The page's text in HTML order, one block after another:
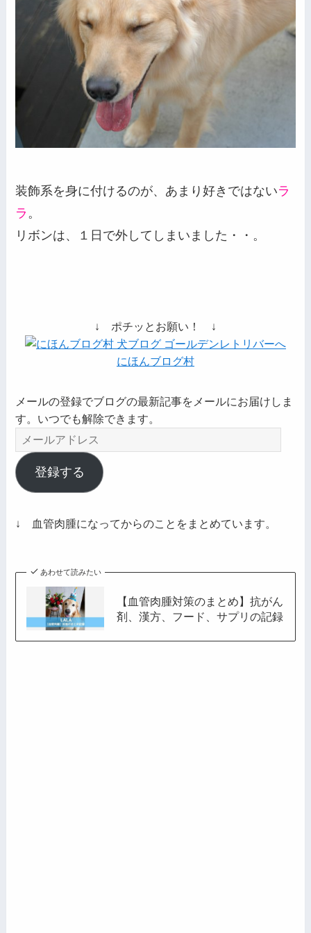
装飾系を身に付けるのが、あまり好きではないラ
ラ 。
リボンは、１日で外してしまいました・・。
↓ ポチッとお願い！ ↓
にほんブログ村
メールの登録でブログの最新記事をメールにお届けしま
す。いつでも解除できます。
メ
ー
ル
ア
レ
登録する
↓ 血管肉腫になってからのことをまとめています。
あわせて読みたい
【血管肉腫対策のまとめ】抗がん
剤、漢方、フード、サプリの記録